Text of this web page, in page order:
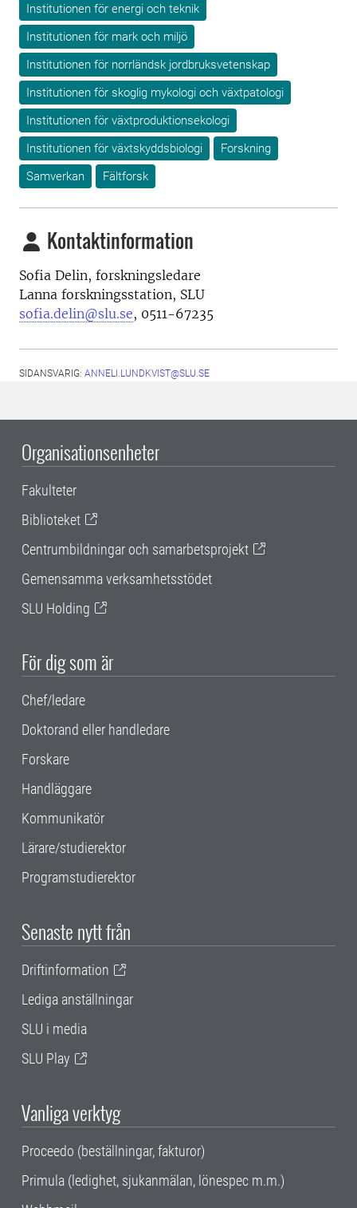
Institutionen för energi och teknik
Institutionen för mark och miljö
Institutionen för norrländsk jordbruksvetenskap
Institutionen för skoglig mykologi och växtpatologi
Institutionen för växtproduktionsekologi
Institutionen för växtskyddsbiologi
Forskning
Samverkan
Fältforsk
Kontaktinformation
Sofia Delin, forskningsledare
Lanna forskningsstation, SLU
sofia.delin@slu.se, 0511-67235
SIDANSVARIG: ANNELI.LUNDKVIST@SLU.SE
Organisationsenheter
Fakulteter
Biblioteket
Centrumbildningar och samarbetsprojekt
Gemensamma verksamhetsstödet
SLU Holding
För dig som är
Chef/ledare
Doktorand eller handledare
Forskare
Handläggare
Kommunikatör
Lärare/studierektor
Programstudierektor
Senaste nytt från
Driftinformation
Lediga anställningar
SLU i media
SLU Play
Vanliga verktyg
Proceedo (beställningar, fakturor)
Primula (ledighet, sjukanmälan, lönespec m.m.)